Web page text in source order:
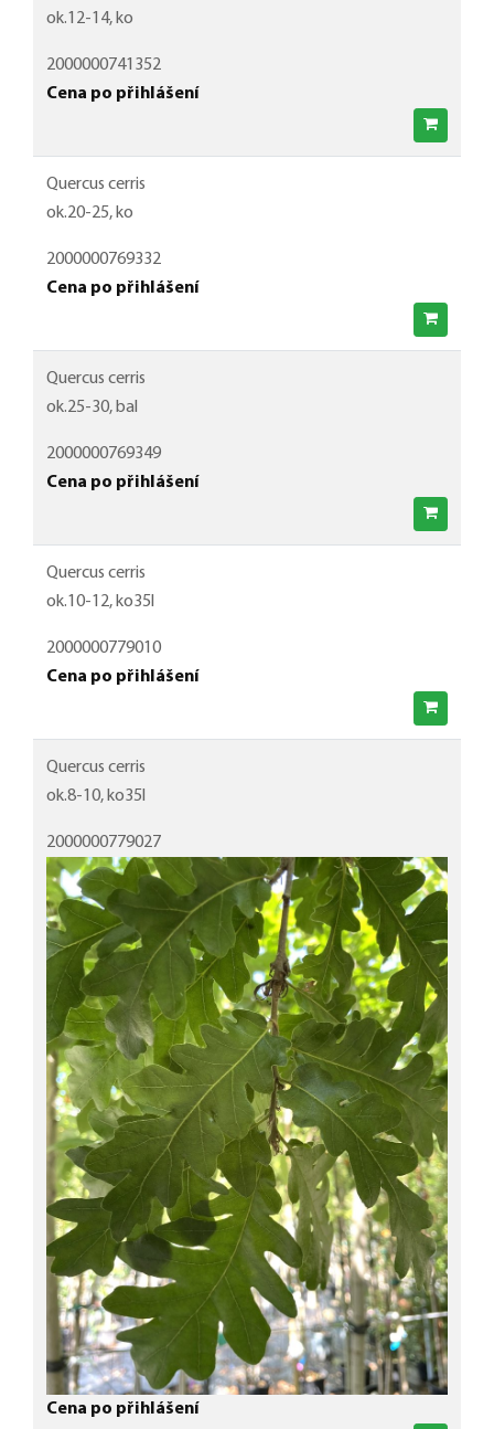
ok.12-14, ko
2000000741352
Cena po přihlášení
Quercus cerris
ok.20-25, ko
2000000769332
Cena po přihlášení
Quercus cerris
ok.25-30, bal
2000000769349
Cena po přihlášení
Quercus cerris
ok.10-12, ko35l
2000000779010
Cena po přihlášení
Quercus cerris
ok.8-10, ko35l
2000000779027
Cena po přihlášení